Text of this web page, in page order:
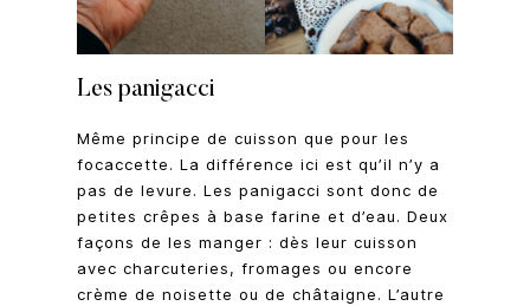
Les panigacci
Même principe de cuisson que pour les
focaccette. La différence ici est qu’il n’y a
pas de levure. Les panigacci sont donc de
petites crêpes à base farine et d’eau. Deux
façons de les manger : dès leur cuisson
avec charcuteries, fromages ou encore
crème de noisette ou de châtaigne. L’autre